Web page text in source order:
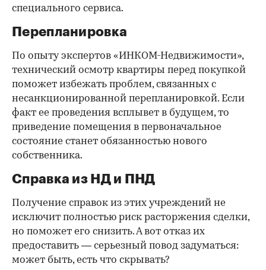
специального сервиса.
Перепланировка
По опыту экспертов «ИНКОМ-Недвижимости»,
технический осмотр квартиры перед покупкой
поможет избежать проблем, связанных с
несанкционированной перепланировкой. Если
факт ее проведения всплывет в будущем, то
приведение помещения в первоначальное
состояние станет обязанностью нового
собственника.
Справка из НД и ПНД
Получение справок из этих учреждений не
исключит полностью риск расторжения сделки,
но поможет его снизить. А вот отказ их
предоставить — серьезный повод задуматься:
может быть, есть что скрывать?